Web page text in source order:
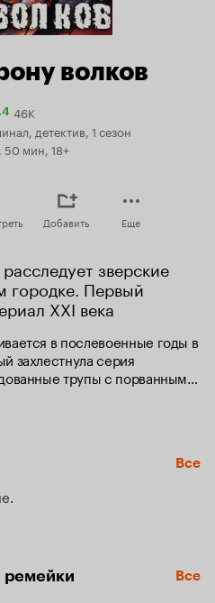
волков
Рейтинг
46K
детектив, 1 сезон
50 мин, 18+
Добавить Еще
зверские
городке. Первый
ХХI века
в послевоенные годы в
захлестнула серия
трупы с порванным
лап ввергли местных
местного УГРО
трофейного склада
Все
Все